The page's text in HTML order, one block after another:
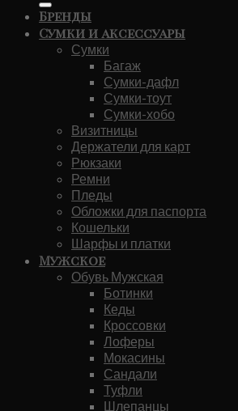
Бренды
Сумки и аксессуары
Сумки
Багаж
Сумки-дафл
Сумки-тоут
Сумки-хобо
Визитницы
Держатели для карт
Рюкзаки
Ремни
Пледы
Обложки для паспорта
Кошельки
Шарфы и платки
Мужское
Обувь Мужская
Ботинки
Кеды
Кроссовки
Лоферы
Мокасины
Сандали
Туфли
Шлепанцы